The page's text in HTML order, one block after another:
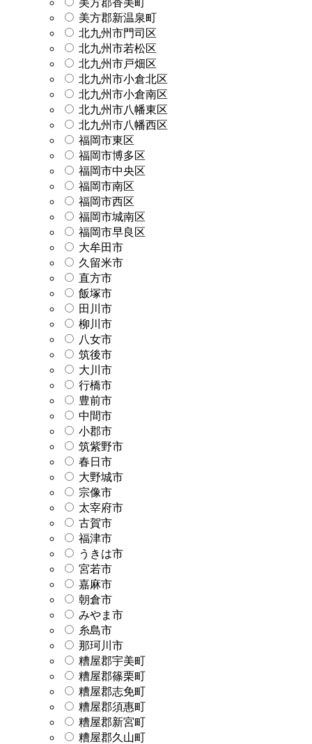
美方郡新温泉町
北九州市門司区
北九州市若松区
北九州市戸畑区
北九州市小倉北区
北九州市小倉南区
北九州市八幡東区
北九州市八幡西区
福岡市東区
福岡市博多区
福岡市中央区
福岡市南区
福岡市西区
福岡市城南区
福岡市早良区
大牟田市
久留米市
直方市
飯塚市
田川市
柳川市
八女市
筑後市
大川市
行橋市
豊前市
中間市
小郡市
筑紫野市
春日市
大野城市
宗像市
太宰府市
古賀市
福津市
うきは市
宮若市
嘉麻市
朝倉市
みやま市
糸島市
那珂川市
糟屋郡宇美町
糟屋郡篠栗町
糟屋郡志免町
糟屋郡須惠町
糟屋郡新宮町
糟屋郡久山町